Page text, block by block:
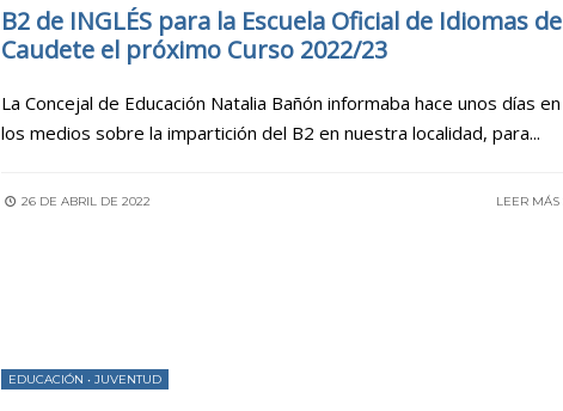
B2 de INGLÉS para la Escuela Oficial de Idiomas de
Caudete el próximo Curso 2022/23
La Concejal de Educación Natalia Bañón informaba hace unos días en
los medios sobre la impartición del B2 en nuestra localidad, para...
26 DE ABRIL DE 2022 LEER MÁS
EDUCACIÓN • JUVENTUD